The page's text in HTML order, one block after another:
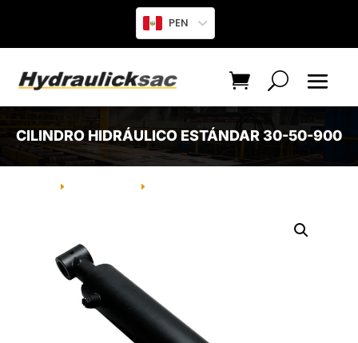
PEN
CILINDRO HIDRÁULICO ESTÁNDAR 30-50-900
E E